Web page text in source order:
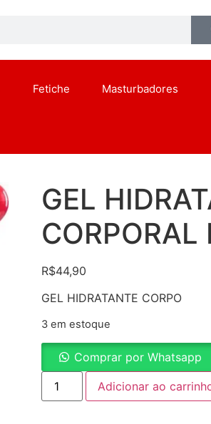
Fetiche Masturbadores
GEL
R$44,90
GEL HIDRATANTE CORPO
3 em estoque
Comprar por Whatsapp
Adicionar ao